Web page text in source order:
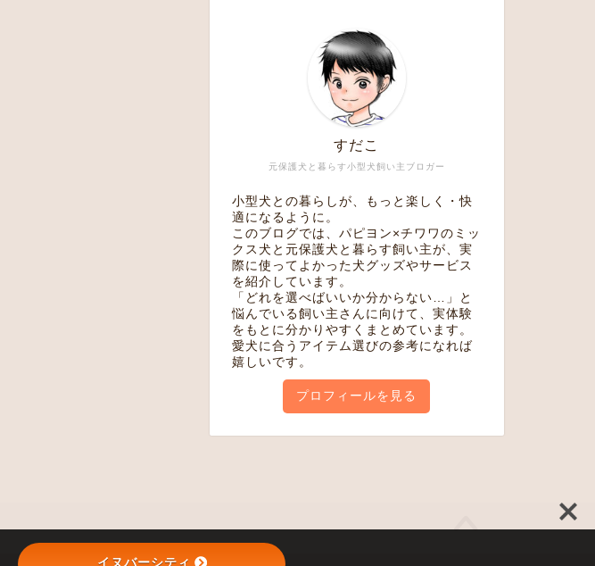
元保護犬と暮らす小型犬飼い主ブロガー
すだこ
小型犬との暮らしが、もっと楽しく・快
適になるように。
このブログでは、パピヨン×チワワのミッ
クス犬と元保護犬と暮らす飼い主が、実
際に使ってよかった犬グッズやサービス
を紹介しています。
「どれを選べばいいか分からない…」と
悩んでいる飼い主さんに向けて、実体験
をもとに分かりやすくまとめています。
愛犬に合うアイテム選びの参考になれば
嬉しいです。
プロフィールを見る
イヌバーシティ